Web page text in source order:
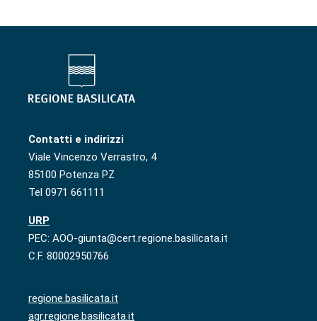
Contatti e indirizzi
Viale Vincenzo Verrastro, 4
85100 Potenza PZ
Tel 0971 661111
URP
PEC: AOO-giunta@cert.regione.basilicata.it
C.F. 80002950766
regione.basilicata.it
agr.regione.basilicata.it